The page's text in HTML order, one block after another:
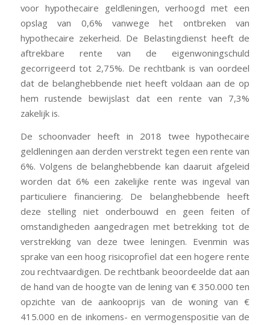
voor hypothecaire geldleningen, verhoogd met een
opslag van 0,6% vanwege het ontbreken van
hypothecaire zekerheid. De Belastingdienst heeft de
aftrekbare rente van de eigenwoningschuld
gecorrigeerd tot 2,75%. De rechtbank is van oordeel
dat de belanghebbende niet heeft voldaan aan de op
hem rustende bewijslast dat een rente van 7,3%
zakelijk is.
De schoonvader heeft in 2018 twee hypothecaire
geldleningen aan derden verstrekt tegen een rente van
6%. Volgens de belanghebbende kan daaruit afgeleid
worden dat 6% een zakelijke rente was ingeval van
particuliere financiering. De belanghebbende heeft
deze stelling niet onderbouwd en geen feiten of
omstandigheden aangedragen met betrekking tot de
verstrekking van deze twee leningen. Evenmin was
sprake van een hoog risicoprofiel dat een hogere rente
zou rechtvaardigen. De rechtbank beoordeelde dat aan
de hand van de hoogte van de lening van € 350.000 ten
opzichte van de aankooprijs van de woning van €
415.000 en de inkomens- en vermogenspositie van de